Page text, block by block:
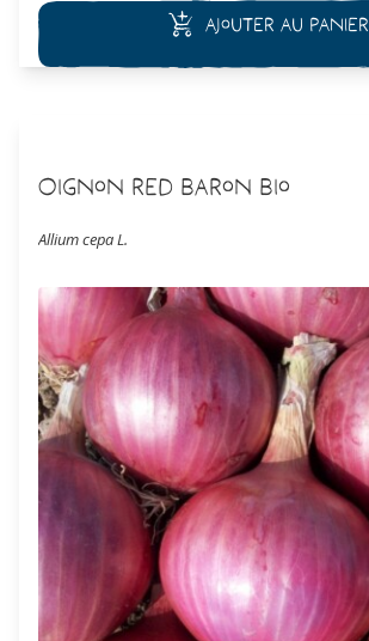
Ajouter au panier
Oignon Red Baron Bio
Allium cepa L.